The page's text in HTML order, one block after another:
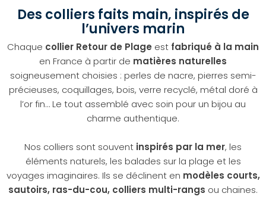
Des colliers faits main, inspirés de
l’univers marin
Chaque collier Retour de Plage est fabriqué à la main
en France à partir de matières naturelles
soigneusement choisies : perles de nacre, pierres semi-
précieuses, coquillages, bois, verre recyclé, métal doré à
l’or fin… Le tout assemblé avec soin pour un bijou au
charme authentique.
Nos colliers sont souvent inspirés par la mer, les
éléments naturels, les balades sur la plage et les
voyages imaginaires. Ils se déclinent en modèles courts,
sautoirs, ras-du-cou, colliers multi-rangs ou chaines.